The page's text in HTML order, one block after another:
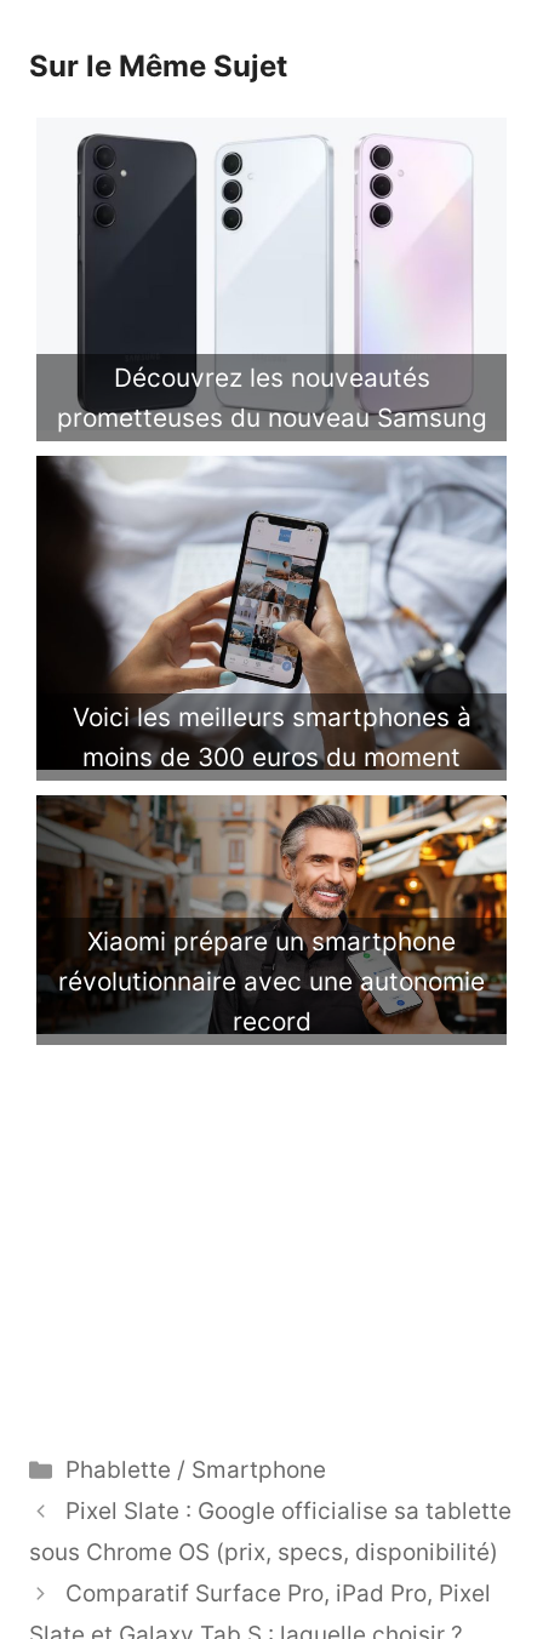
Sur le Même Sujet
Découvrez les nouveautés
prometteuses du nouveau Samsung
Voici les meilleurs smartphones à
moins de 300 euros du moment
Xiaomi prépare un smartphone
révolutionnaire avec une autonomie
record
Catégories
Phablette / Smartphone
Pixel Slate : Google officialise sa tablette
sous Chrome OS (prix, specs, disponibilité)
Comparatif Surface Pro, iPad Pro, Pixel